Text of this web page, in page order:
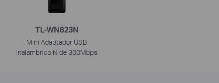
TL-WN823N
Mini Adaptador USB
Inalámbrico N de 300Mbps